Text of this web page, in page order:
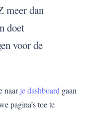
meer dan
doet
voor de
naarje dashboard gaan
pagina’s toe te